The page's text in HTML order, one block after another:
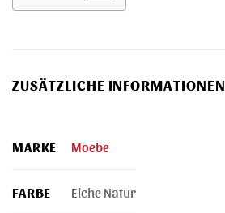
ZUSÄTZLICHE INFORMATIONEN
MARKE Moebe
FARBE Eiche Natur